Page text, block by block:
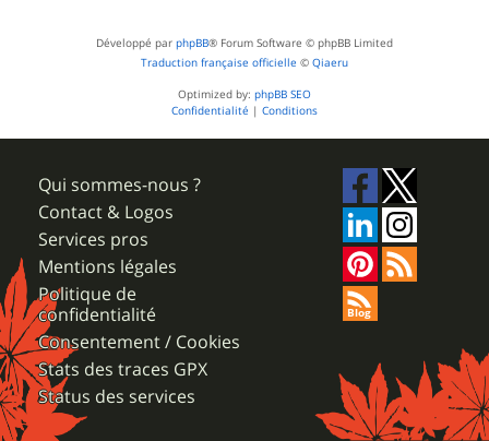
Développé par phpBB® Forum Software © phpBB Limited
Traduction française officielle © Qiaeru
Optimized by: phpBB SEO
Confidentialité | Conditions
Qui sommes-nous ?
Contact & Logos
Services pros
Mentions légales
Politique de
confidentialité
Consentement / Cookies
Stats des traces GPX
Status des services